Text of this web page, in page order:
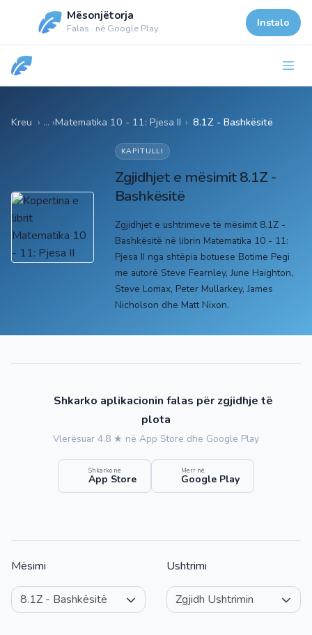
Mësonjëtorja
Falas · në Google Play Instalo
Kreu Matematika 10 - 11: Pjesa II › 8.1Z - Bashkësitë
KAPITULLI
Zgjidhjet e mësimit 8.1Z -
Bashkësitë
Zgjidhjet e ushtrimeve të mësimit 8.1Z -
Bashkësitë në librin Matematika 10 - 11:
Pjesa II nga shtëpia botuese Botime Pegi
me autorë Steve Fearnley, June Haighton,
Steve Lomax, Peter Mullarkey, James
Nicholson dhe Matt Nixon.
Shkarko aplikacionin falas për zgjidhje të
plota
Vlerësuar 4.8 ★ në App Store dhe Google Play
Shkarko në
App Store
Merr në
Google Play
Mësimi Ushtrimi